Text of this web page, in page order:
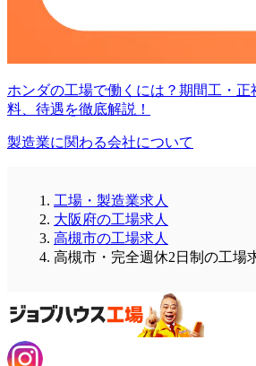
ホンダの工場で働くには？期間工・
料、待遇を徹底解説！
製造業に関わる会社について
工場・製造業求人
大阪府の工場求人
高槻市の工場求人
高槻市・完全週休2日制の工場